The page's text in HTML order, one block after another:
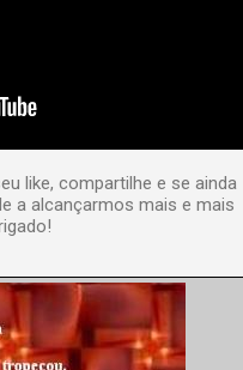
like, compartilhe e se ainda
a alcançarmos mais e mais